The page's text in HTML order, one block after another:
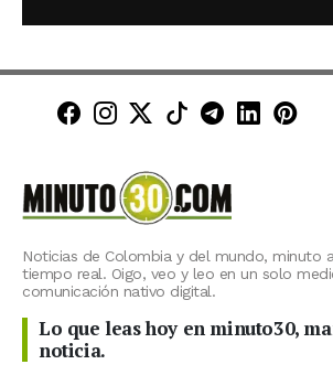
Minuto30 en Facebook
Minuto30 en
Minuto30 en X
Minuto30 en
Canal de
Noticias de Colombia y del mundo, minuto
tiempo real. Oigo, veo y leo en un solo
comunicación nativo digital.
Lo que leas hoy en minuto30,
noticia.